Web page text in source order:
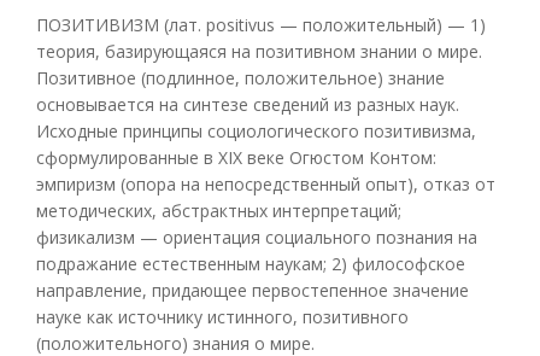
ПОЗИТИВИЗМ (лат. positivus — положительный) — 1)
теория, базирующаяся на позитивном знании о мире.
Позитивное (подлинное, положительное) знание
основывается на синтезе сведений из разных наук.
Исходные принципы социологического позитивизма,
сформулированные в XIX веке Огюстом Контом:
эмпиризм (опора на непосредственный опыт), отказ от
методических, абстрактных интерпретаций;
физикализм — ориентация социального познания на
подражание естественным наукам; 2) философское
направление, придающее первостепенное значение
науке как источнику истинного, позитивного
(положительного) знания о мире.